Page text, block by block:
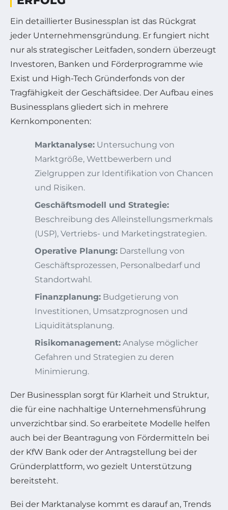
Ein detaillierter Businessplan ist das Rückgrat
jeder Unternehmensgründung. Er fungiert nicht
nur als strategischer Leitfaden, sondern überzeugt
Investoren, Banken und Förderprogramme wie
Exist und High-Tech Gründerfonds von der
Tragfähigkeit der Geschäftsidee. Der Aufbau eines
Businessplans gliedert sich in mehrere
Kernkomponenten:
Marktanalyse: Untersuchung von
Marktgröße, Wettbewerbern und
Zielgruppen zur Identifikation von Chancen
und Risiken.
Geschäftsmodell und Strategie:
Beschreibung des Alleinstellungsmerkmals
(USP), Vertriebs- und Marketingstrategien.
Operative Planung: Darstellung von
Geschäftsprozessen, Personalbedarf und
Standortwahl.
Finanzplanung: Budgetierung von
Investitionen, Umsatzprognosen und
Liquiditätsplanung.
Risikomanagement: Analyse möglicher
Gefahren und Strategien zu deren
Minimierung.
Der Businessplan sorgt für Klarheit und Struktur,
die für eine nachhaltige Unternehmensführung
unverzichtbar sind. So erarbeitete Modelle helfen
auch bei der Beantragung von Fördermitteln bei
der KfW Bank oder der Antragstellung bei der
Gründerplattform, wo gezielt Unterstützung
bereitsteht.
Bei der Marktanalyse kommt es darauf an, Trends